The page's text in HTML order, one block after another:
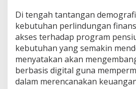
o
r
m
a
l
S
i
a
Di tengah tantangan
kebutuhan perlindungan
akses terhadap program
kebutuhan yang semakin
menyatakan akan
berbasis digital guna
dalam merencanakan